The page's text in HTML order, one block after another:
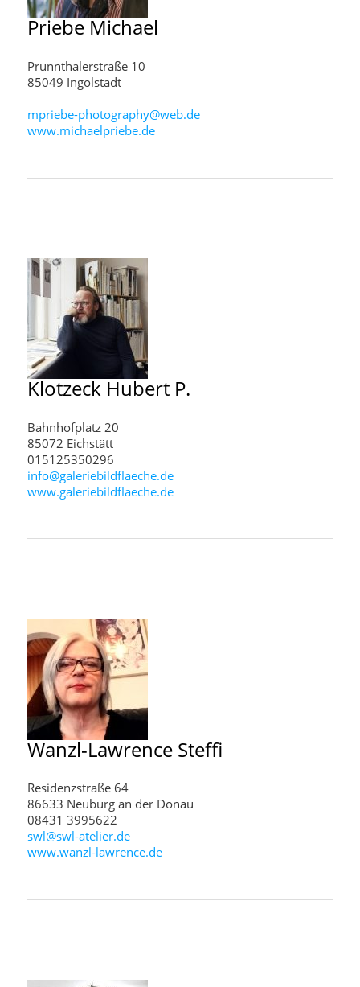
Priebe Michael
Prunnthalerstraße 10
85049 Ingolstadt
mpriebe-photography@web.de
www.michaelpriebe.de
Klotzeck Hubert P.
Bahnhofplatz 20
85072 Eichstätt
015125350296
info@galeriebildflaeche.de
www.galeriebildflaeche.de
Wanzl-Lawrence Steffi
Residenzstraße 64
86633 Neuburg an der Donau
08431 3995622
swl@swl-atelier.de
www.wanzl-lawrence.de